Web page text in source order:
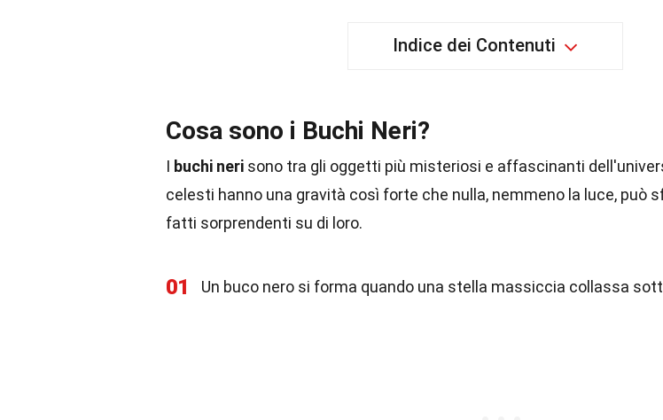
Indice dei Contenuti
Cosa sono i Buchi Neri?
I buchi neri sono tra gli oggetti più misteriosi e affascinanti
celesti hanno una gravità così forte che nulla, nemmeno la luce, può
fatti sorprendenti su di loro.
01 Un buco nero si forma quando una stella massiccia collassa